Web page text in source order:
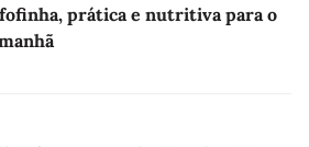
prática e nutritiva para o